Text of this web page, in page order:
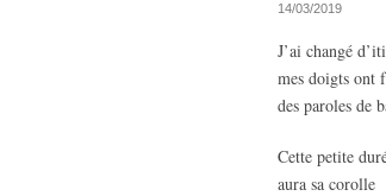
14/03/2019
J’ai changé
mes doigts ont
des paroles de
Cette petite
aura sa corolle